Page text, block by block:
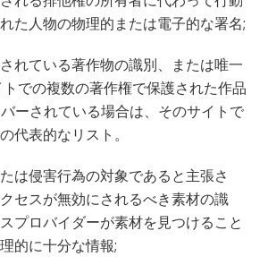
た人物の物理的または電子的な署名;
れている著作物の識別、または唯一
での複数の著作権で保護された作品
ーされている場合は、そのサイトで
代表的なリスト。
は侵害行為の対象であると主張さ
セスが無効にされるべき素材の識
プロバイダーが素材を見つけること
的に十分な情報;